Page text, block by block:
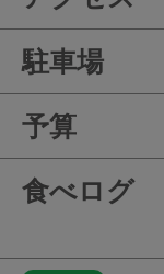
駐車場
予算
食べログ